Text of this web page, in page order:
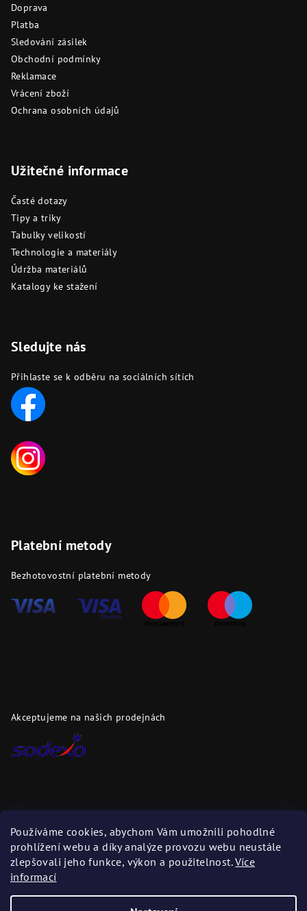
Používáme cookies, abychom Vám umožnili pohodlné
prohlížení webu a díky analýze provozu webu neustále
zlepšovali jeho funkce, výkon a použitelnost.Více
informací
Doprava
Platba
Sledování zásilek
Obchodní podmínky
Reklamace
Vrácení zboží
Ochrana osobních údajů
Užitečné informace
Časté dotazy
Tipy a triky
Tabulky velikostí
Technologie a materiály
Údržba materiálů
Katalogy ke stažení
Sledujte nás
Přihlaste se k odběru na sociálních sítích
Platební metody
Bezhotovostní platební metody
Akceptujeme na našich prodejnách
Zboží zasíláme těmito dopravci